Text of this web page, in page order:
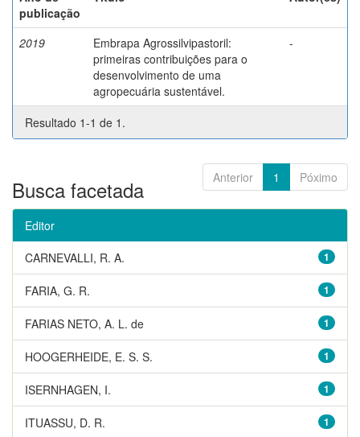
publicação
2019
Embrapa Agrossilvipastoril:
primeiras contribuições para o
desenvolvimento de uma
agropecuária sustentável.
-
Resultado 1-1 de 1.
Anterior 1 Póximo
Busca facetada
Editor
1
CARNEVALLI, R. A.
1
FARIA, G. R.
1
FARIAS NETO, A. L. de
1
HOOGERHEIDE, E. S. S.
1
ISERNHAGEN, I.
1
ITUASSU, D. R.